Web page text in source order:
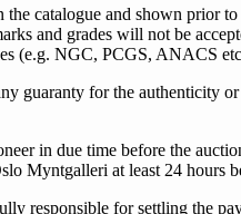
catalogue and shown prior
and grades will not be
(e.g. NGC, PCGS, ANACS
guaranty for the authenticity
in due time before the
Myntgalleri at least 24 hours
responsible for settling the